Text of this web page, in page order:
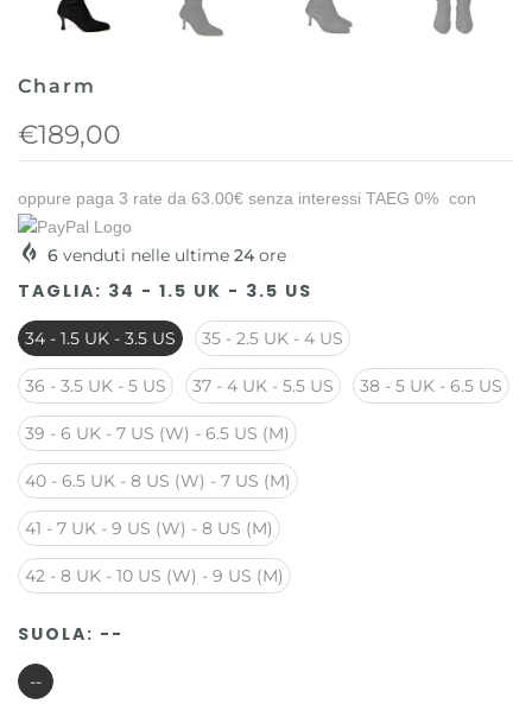
Charm
€189,00
oppure paga 3 rate da 63.00€ senza interessi TAEG 0% con
6 venduti nelle ultime 24 ore
TAGLIA: 34 - 1.5 UK - 3.5 US
34 - 1.5 UK - 3.5 US 35 - 2.5 UK - 4 US
36 - 3.5 UK - 5 US 37 - 4 UK - 5.5 US 38 - 5 UK - 6.5 US
39 - 6 UK - 7 US (W) - 6.5 US (M)
40 - 6.5 UK - 8 US (W) - 7 US (M)
41 - 7 UK - 9 US (W) - 8 US (M)
42 - 8 UK - 10 US (W) - 9 US (M)
SUOLA: --
--